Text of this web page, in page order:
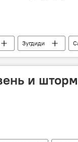
Зугдиди
и